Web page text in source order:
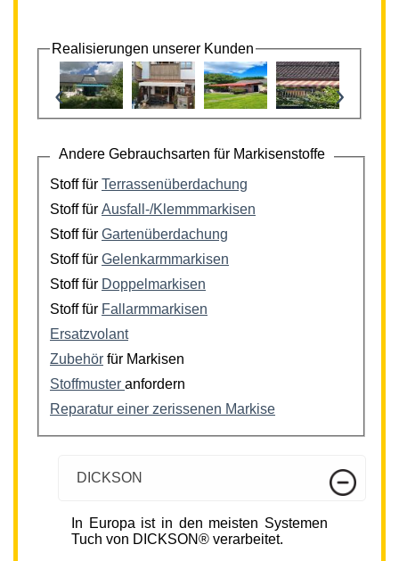
Realisierungen unserer Kunden
‹ ›
Andere Gebrauchsarten für Markisenstoffe
Stoff für Terrassenüberdachung
Stoff für Ausfall-/Klemmmarkisen
Stoff für Gartenüberdachung
Stoff für Gelenkarmmarkisen
Stoff für Doppelmarkisen
Stoff für Fallarmmarkisen
Ersatzvolant
Zubehör für Markisen
Stoffmuster anfordern
Reparatur einer zerissenen Markise
DICKSON
In Europa ist in den meisten Systemen
Tuch von DICKSON® verarbeitet.